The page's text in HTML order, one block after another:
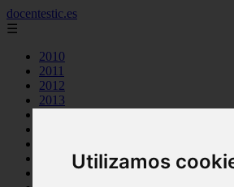
Utilizamos
docentestic.es
☰
2010
2011
2012
2013
cuidado y mantenimiento de la flauta